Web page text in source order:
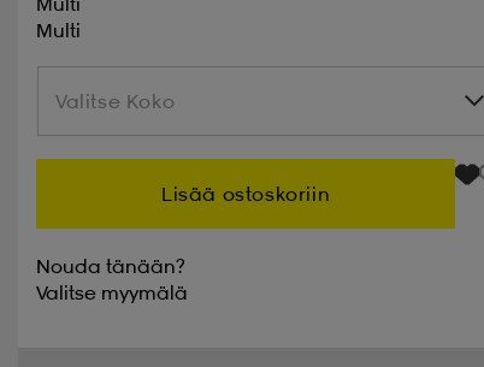
Multi
Valitse Koko
Valitse Koko
Lisää ostoskoriin
Nouda tänään?
Valitse myymälä